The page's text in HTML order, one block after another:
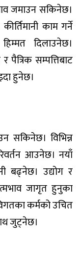
जमाउन सकिनेछ।
काम गर्ने
दिलाउनेछ।
पैत्रिक सम्पत्तिबाट
हुनेछ।
सकिनेछ। विभिन्न
आउनेछ। नयाँ
बढ्नेछ। उद्योग र
जागृत हुनुका
कर्मको उचित
जुट्नेछ।